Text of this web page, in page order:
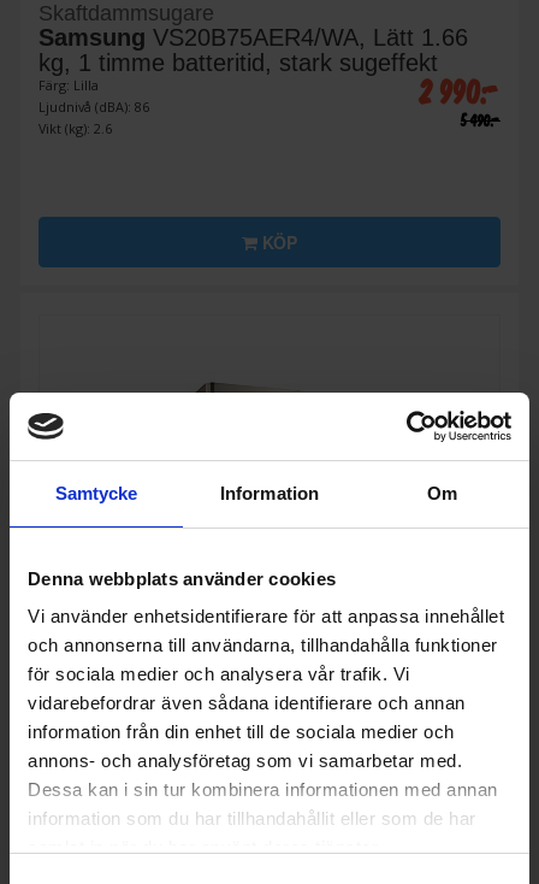
Samtycke Information Om
Denna webbplats använder cookies
Vi använder enhetsidentifierare för att anpassa innehållet
och annonserna till användarna, tillhandahålla funktioner
för sociala medier och analysera vår trafik. Vi
vidarebefordrar även sådana identifierare och annan
information från din enhet till de sociala medier och
annons- och analysföretag som vi samarbetar med.
Dessa kan i sin tur kombinera informationen med annan
information som du har tillhandahållit eller som de har
Skaftdammsugare
Samsung VS20B75AER4/WA, Lätt 1.66
kg, 1 timme batteritid, stark sugeffekt
Färg: Lilla
Ljudnivå (dBA): 86
Vikt (kg): 2.6
2 990:-
5 490:-
KÖP
60%
Vägghängd fläkt
ThermexDerby II 60 cm - Rostfri, Böjt
glas, DC-motor och 594 m³/h
A
PRODUKTBLAD
3 990:-
9 990:-